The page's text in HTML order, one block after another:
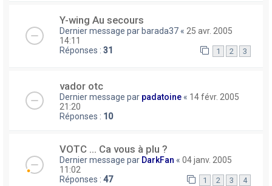
Y-wing Au secours
Dernier message par barada37 « 25 avr. 2005
14:11
Réponses : 31 1 2 3
vador otc
Dernier message par padatoine « 14 févr. 2005
21:20
Réponses : 10
VOTC ... Ca vous à plu ?
Dernier message par DarkFan « 04 janv. 2005
11:02
Réponses : 47 1 2 3 4